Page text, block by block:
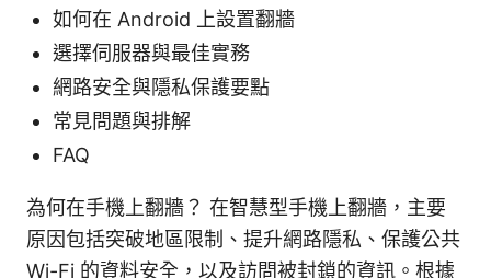
如何在 Android 上設置翻牆
選擇伺服器與最佳實務
網路安全與隱私保護要點
常見問題與排解
FAQ
為何在手機上翻牆？ 在智慧型手機上翻牆，主要
原因包括突破地區限制、提升網路隱私、保護公共
Wi-Fi 的資料安全，以及訪問被封鎖的資訊。根據